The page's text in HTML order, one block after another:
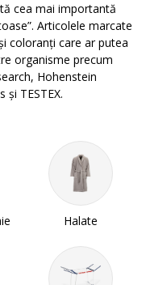
cea mai importantă
Articolele marcate
coloranţi care ar putea
organisme precum
Hohenstein
TESTEX.
Halate